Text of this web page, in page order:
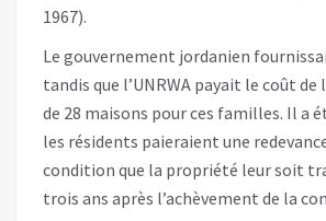
1967).
Le gouvernement jordanien
tandis que l’UNRWA payait le coût
de 28 maisons pour ces familles. Il a
les résidents paieraient une
condition que la propriété leur soit
trois ans après l’achèvement de la